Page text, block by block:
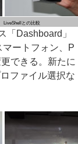
LiveShellとの比較
Dashboard」
ートフォン、P
できる。新たに
ファイル選択な